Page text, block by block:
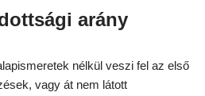
arány
nélkül veszi fel az első
vagy át nem látott